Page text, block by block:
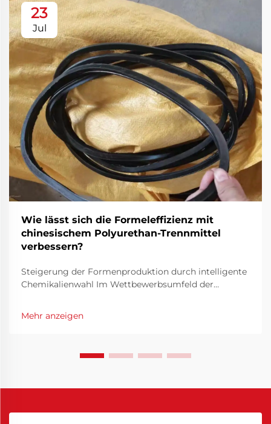
23
Jul
Wie lässt sich die Formeleffizienz mit
chinesischem Polyurethan-Trennmittel
verbessern?
Steigerung der Formenproduktion durch intelligente
Chemikalienwahl Im Wettbewerbsumfeld der
nur eine technische Priorität, sondern auch eine
finanzielle Notwendigkeit. Die Optimierung der
Mehr anzeigen